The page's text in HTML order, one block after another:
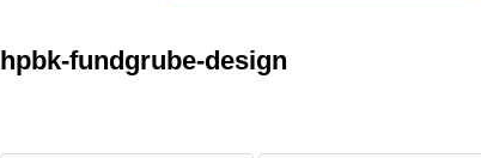
hpbk-fundgrube-design